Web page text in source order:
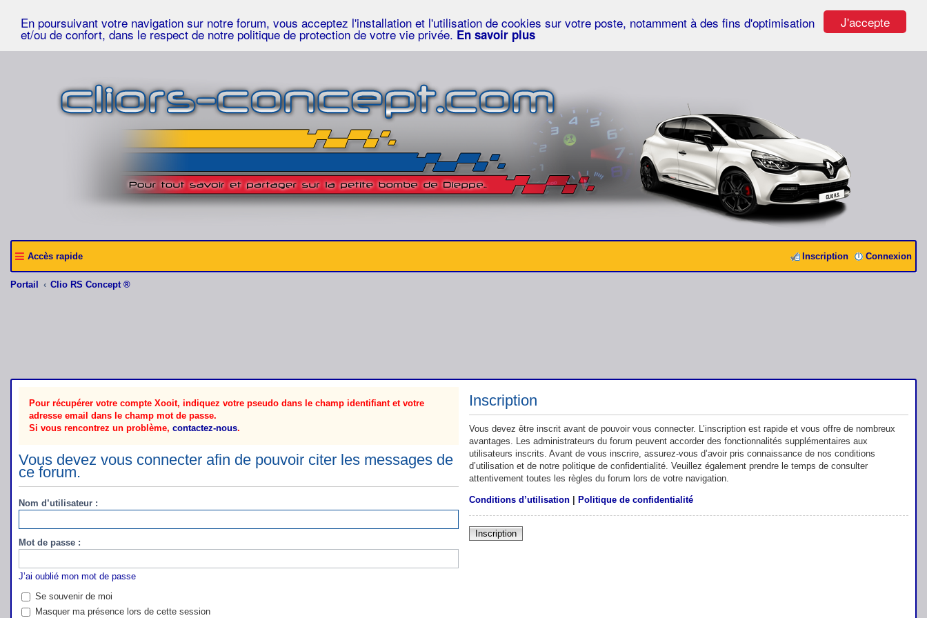
J'accepte
En poursuivant votre navigation sur notre forum, vous acceptez l'installation et l'utilisation de cookies sur votre poste, notamment à des fins d'optimisation
et/ou de confort, dans le respect de notre politique de protection de votre vie privée. En savoir plus
Accès rapide Connexion
Inscription
Portail Clio RS Concept ®
Pour récupérer votre compte Xooit, indiquez votre pseudo dans le champ identifiant et votre
adresse email dans le champ mot de passe.
Si vous rencontrez un problème, contactez-nous.
Vous devez vous connecter afin de pouvoir citer les messages de
ce forum.
Nom d’utilisateur :
Mot de passe :
J’ai oublié mon mot de passe
Se souvenir de moi
Masquer ma présence lors de cette session
Inscription
Vous devez être inscrit avant de pouvoir vous connecter. L’inscription est rapide et vous offre de nombreux
avantages. Les administrateurs du forum peuvent accorder des fonctionnalités supplémentaires aux
utilisateurs inscrits. Avant de vous inscrire, assurez-vous d’avoir pris connaissance de nos conditions
d’utilisation et de notre politique de confidentialité. Veuillez également prendre le temps de consulter
attentivement toutes les règles du forum lors de votre navigation.
Conditions d’utilisation| Politique de confidentialité
Inscription